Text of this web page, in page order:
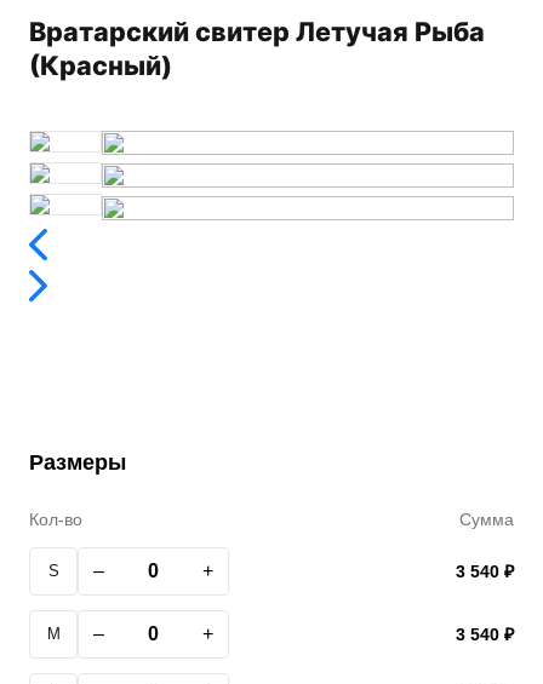
Вратарский свитер Летучая Рыба
(Красный)
Размеры
Кол-во Сумма
S – + 3 540 ₽
M – + 3 540 ₽